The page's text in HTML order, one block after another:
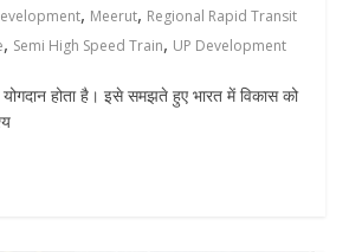
, Meerut, Regional Rapid Transit
, Semi High Speed Train, UP Development
योगदान होता है। इसे समझते हुए भारत में विकास को